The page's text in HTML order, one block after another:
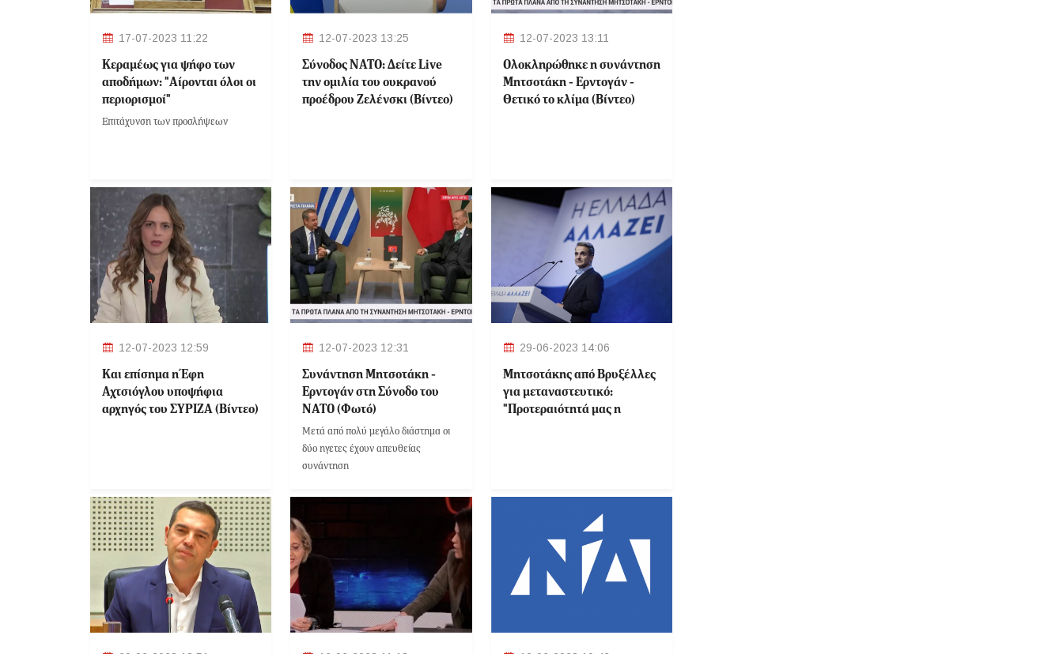
17-07-2023 11:22
Κεραμέως για ψήφο των
αποδήμων: "Αίρονται όλοι οι
περιορισμοί"
Επιτάχυνση των προσλήψεων
12-07-2023 13:25
Σύνοδος ΝΑΤΟ: Δείτε Live
την ομιλία του ουκρανού
προέδρου Ζελένσκι (Βίντεο)
12-07-2023 13:11
Ολοκληρώθηκε η συνάντηση
Μητσοτάκη - Ερντογάν -
Θετικό το κλίμα (Βίντεο)
12-07-2023 12:59
Και επίσημα η Έφη
Αχτσιόγλου υποψήφια
αρχηγός του ΣΥΡΙΖΑ (Βίντεο)
12-07-2023 12:31
Συνάντηση Μητσοτάκη -
Ερντογάν στη Σύνοδο του
ΝΑΤΟ (Φωτό)
Μετά από πολύ μεγάλο διάστημα οι
δύο ηγετες έχουν απευθείας
συνάντηση
29-06-2023 14:06
Μητσοτάκης από Βρυξέλλες
για μεταναστευτικό:
"Προτεραιότητά μας η